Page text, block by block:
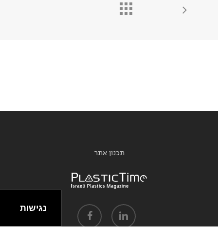
תכנון אתר
facebook linkedin נגישות